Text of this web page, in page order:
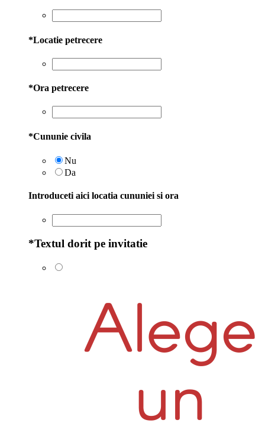
*Locatie petrecere
*Ora petrecere
*Cununie civila
Nu
Da
Introduceti aici locatia cununiei si ora
*Textul dorit pe invitatie